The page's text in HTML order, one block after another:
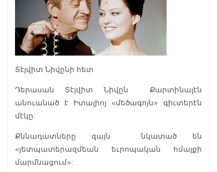
Տէյվիտ Նիվընի հետ
Դերասան Տէյվիտ Նիվըն Քարտինալէն
անուանած է Իտալիոյ «մեծագոյն» գիւտերէն
մէկը:
Քննադատները զայն նկատած են
«յետպատերազմեան եւրոպական հմայքի
մարմնացում»: